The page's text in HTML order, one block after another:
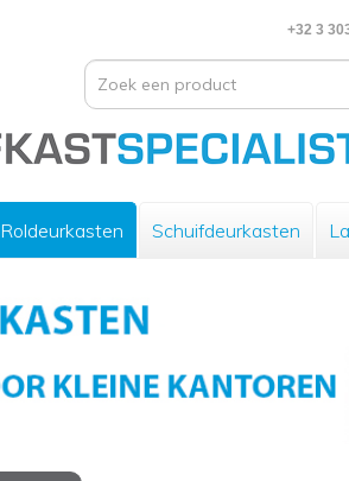
+32 3
Roldeurkasten Schuifdeurkasten